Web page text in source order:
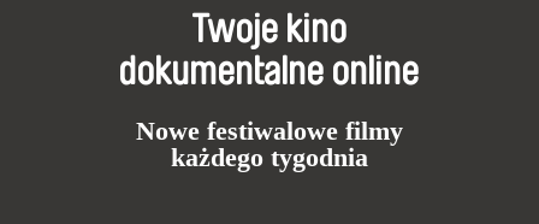
Twoje kino
dokumentalne online
Nowe festiwalowe filmy
każdego tygodnia